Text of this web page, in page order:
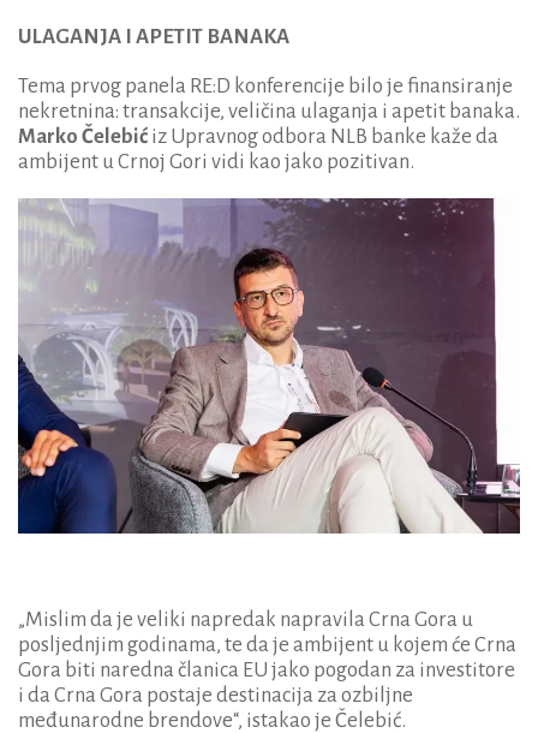
ULAGANJA I APETIT BANAKA
Tema prvog panela RE:D konferencije bilo je finansiranje
nekretnina: transakcije, veličina ulaganja i apetit banaka.
Marko Čelebić iz Upravnog odbora NLB banke kaže da
ambijent u Crnoj Gori vidi kao jako pozitivan.
„Mislim da je veliki napredak napravila Crna Gora u
posljednjim godinama, te da je ambijent u kojem će Crna
Gora biti naredna članica EU jako pogodan za investitore
i da Crna Gora postaje destinacija za ozbiljne
međunarodne brendove“, istakao je Čelebić.